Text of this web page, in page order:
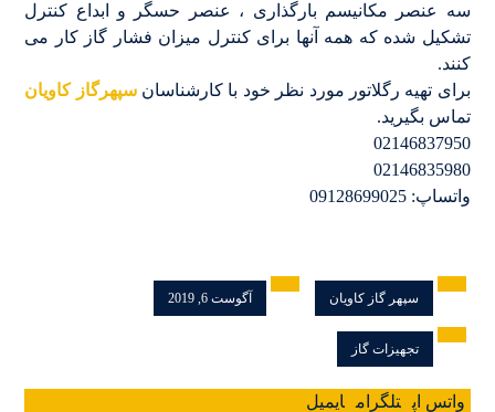
سه عنصر مکانیسم بارگذاری ، عنصر حسگر و ابداع کنترل
تشکیل شده که همه آنها برای کنترل میزان فشار گاز کار می
کنند.
برای تهیه رگلاتور مورد نظر خود با کارشناسان سپهرگاز کاویان
تماس بگیرید.
02146837950
02146835980
واتساپ: 09128699025
سپهر گاز کاویان آگوست 6, 2019
تجهیزات گاز
واتس اپ تلگرام ایمیل